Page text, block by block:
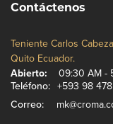
Contáctenos
Teniente Carlos
Quito Ecuador.
Abierto:
09:30 AM -
Teléfono: +593 98
Correo: